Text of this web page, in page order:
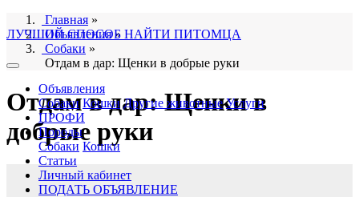
ЛУЧШИЙ СПОСОБ НАЙТИ ПИТОМЦА
Объявления
Собаки Кошки Другие животные Услуги
ПРОФИ
Породы
Собаки Кошки
Статьи
Личный кабинет
ПОДАТЬ ОБЪЯВЛЕНИЕ
Главная »
Объявления»
Собаки »
Отдам в дар: Щенки в добрые руки
Отдам в дар: Щенки в
добрые руки